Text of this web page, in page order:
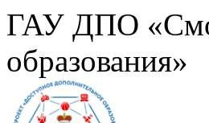
ГАУ ДПО
образования»